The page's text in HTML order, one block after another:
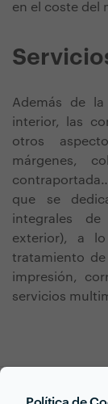
en el coste del
Además de
interior, las
otros
márgenes,
que se
integrales
exterior), a
tratamiento
impresión,
servicios